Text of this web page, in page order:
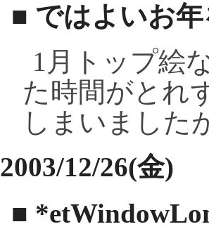
■ ではよいお
1月トップ絵
た時間がとれ
しまいました
2003/12/26(金)
■